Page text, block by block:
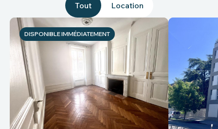
Location
Tout
DISPONIBLE IMMÉDIATEMENT